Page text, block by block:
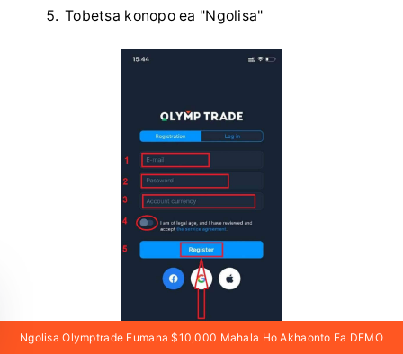
Tobetsa konopo ea "Ngolisa"
Ngolisa Olymptrade Fumana $10,000 Mahala Ho Akhaonto Ea DEMO